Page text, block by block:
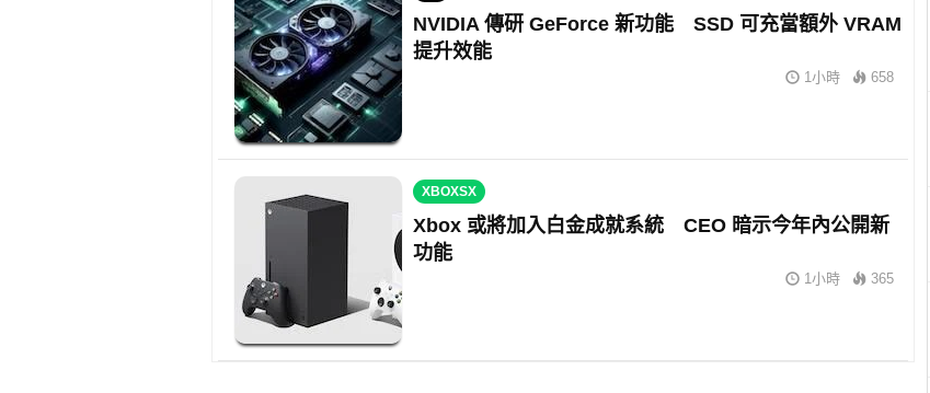
NVIDIA 傳研 GeForce 新功能 SSD 可充當額外 VRAM
提升效能
1小時 658
XBOXSX
Xbox 或將加入白金成就系統 CEO 暗示今年內公開新
功能
1小時 365